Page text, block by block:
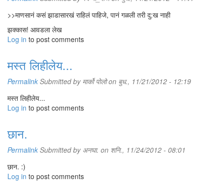
>>माणसानं कसं झाडासारखं राहिलं पाहिजे, पानं गळली तरी दु:ख नाही
झक्कास! आवडला लेख
Log in to post comments
मस्त लिहीलेय...
Permalink Submitted by मार्को पोलोon बुध., 11/21/2012 - 12:19
मस्त लिहीलेय...
Log in to post comments
छान.
Permalink Submitted by अनघा. on शनि., 11/24/2012 - 08:01
छान. :)
Log in to post comments